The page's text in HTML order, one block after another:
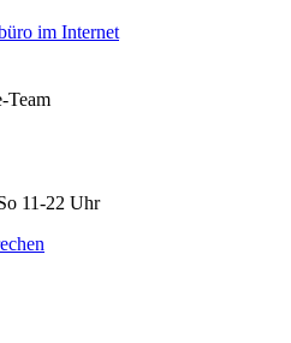
Team
11-22 Uhr